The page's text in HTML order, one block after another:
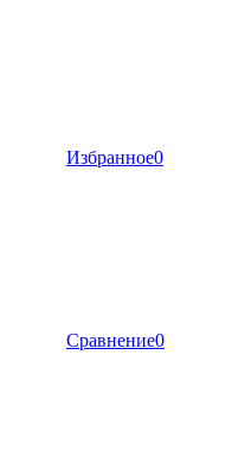
Избранное0
Сравнение0